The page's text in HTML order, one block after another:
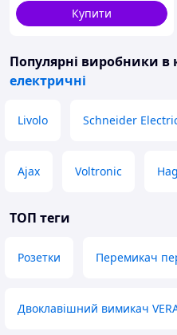
Купити
Популярні виробники в
електричні
Livolo Schneider
Ajax Voltronic
ТОП теги
Розетки Перемикач
Двоклавішний вимикач